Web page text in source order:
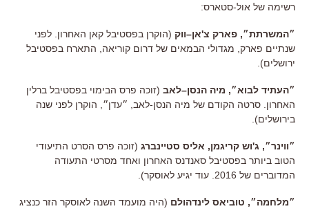
רשימה של אול-סטארס:
״המשרתת״, פארק צ'אן–ווק (הוקרן בפסטיבל קאן האחרון. לפני
שנתיים פארק, מגדולי הבמאים של דרום קוריאה, התארח בפסטיבל
ירושלים).
״העתיד לבוא״, מיה הנסן–לאב (זוכה פרס הבימוי בפסטיבל ברלין
האחרון. סרטה הקודם של מיה הנסן-לאב, ״עדן״, הוקרן לפני שנה
בירושלים).
״ווינר״, ג'וש קריגמן, אליס סטיינברג (זוכה פרס הסרט התיעודי
הטוב ביותר בפסטיבל סאנדנס האחרון ואחד מסרטי התעודה
המדוברים של 2016. עוד יגיע לאוסקר).
״מלחמה״, טוביאס לינדהולם (היה מועמד השנה לאוסקר הזר כנציג